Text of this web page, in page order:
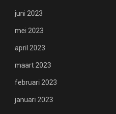
juni 2023
mei 2023
april 2023
maart 2023
februari 2023
januari 2023